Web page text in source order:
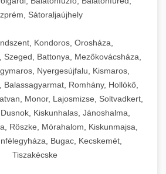
Sátoraljaújhely
Kondoros, Orosháza,
Szeged, Battonya, Mezőkovácsháza,
Nyergesújfalu, Kismaros,
Balassagyarmat, Romhány, Hollókő,
Monor, Lajosmizse, Soltvadkert,
Kiskunhalas, Jánoshalma,
Röszke, Mórahalom, Kiskunmajsa,
Bugac, Kecskemét,
Tiszakécske